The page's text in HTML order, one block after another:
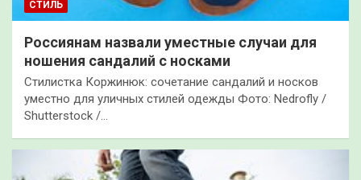
СТИЛЬ
Россиянам назвали уместные случаи для
ношения сандалий с носками
Стилистка Коржинюк: сочетание сандалий и носков
уместно для уличных стилей одежды Фото: Nedrofly /
Shutterstock /…